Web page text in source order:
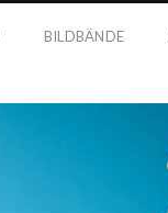
BILDBÄNDE